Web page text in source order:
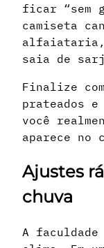
ficar “sem
camiseta
alfaiataria,
saia de
Finalize
prateados
você
aparece no
Ajustes
chuva
A